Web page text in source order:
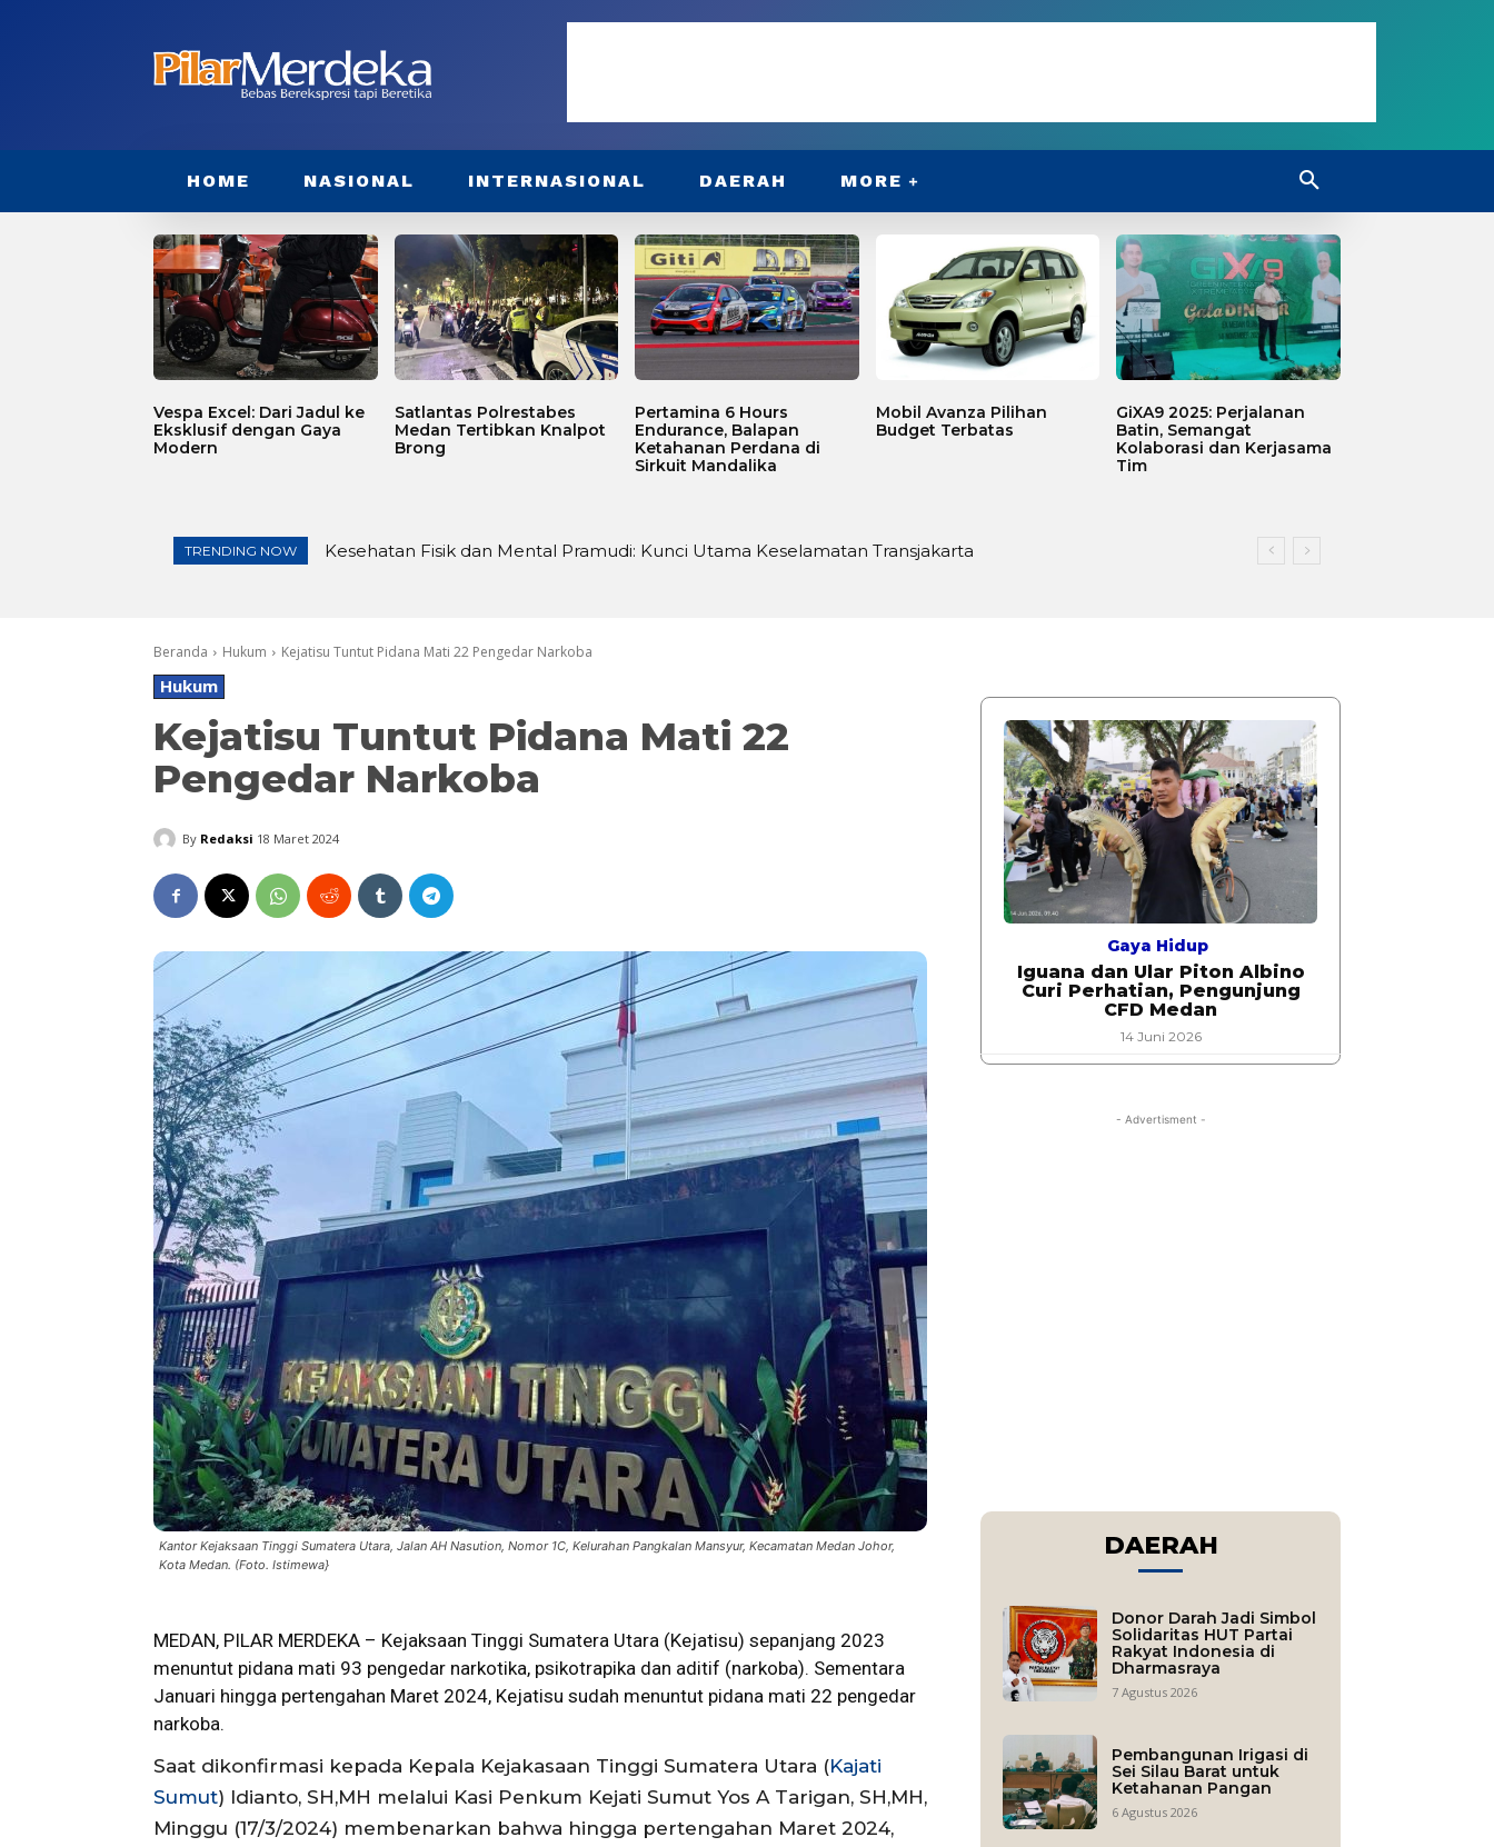
HOME NASIONAL INTERNASIONAL DAERAH MORE
Vespa Excel: Dari Jadul ke
Eksklusif dengan Gaya
Modern
Satlantas Polrestabes
Medan Tertibkan Knalpot
Brong
Pertamina 6 Hours
Endurance, Balapan
Ketahanan Perdana di
Sirkuit Mandalika
Mobil Avanza Pilihan
Budget Terbatas
GiXA9 2025: Perjalanan
Batin, Semangat
Kolaborasi dan Kerjasama
Tim
TRENDING NOW Kesehatan Fisik dan Mental Pramudi: Kunci Utama Keselamatan Transjakarta
Pembangunan Irigasi di Sei Silau Barat untuk Ketahanan Pangan
Beranda Hukum Kejatisu Tuntut Pidana Mati 22 Pengedar Narkoba
Hukum
Kejatisu Tuntut Pidana Mati 22
Pengedar Narkoba
By Redaksi 18 Maret 2024
Kantor Kejaksaan Tinggi Sumatera Utara, Jalan AH Nasution, Nomor 1C, Kelurahan Pangkalan Mansyur, Kecamatan Medan Johor,
Kota Medan. (Foto. Istimewa}
MEDAN, PILAR MERDEKA – Kejaksaan Tinggi Sumatera Utara (Kejatisu) sepanjang 2023
menuntut pidana mati 93 pengedar narkotika, psikotrapika dan aditif (narkoba). Sementara
Januari hingga pertengahan Maret 2024, Kejatisu sudah menuntut pidana mati 22 pengedar
narkoba.
Saat dikonfirmasi kepada Kepala Kejakasaan Tinggi Sumatera Utara (Kajati
Sumut) Idianto, SH,MH melalui Kasi Penkum Kejati Sumut Yos A Tarigan, SH,MH,
Minggu (17/3/2024) membenarkan bahwa hingga pertengahan Maret 2024,
Gaya Hidup
Iguana dan Ular Piton Albino
Curi Perhatian, Pengunjung
CFD Medan
14 Juni 2026
- Advertisment -
DAERAH
Donor Darah Jadi Simbol
Solidaritas HUT Partai
Rakyat Indonesia di
Dharmasraya
7 Agustus 2026
Pembangunan Irigasi di
Sei Silau Barat untuk
Ketahanan Pangan
6 Agustus 2026